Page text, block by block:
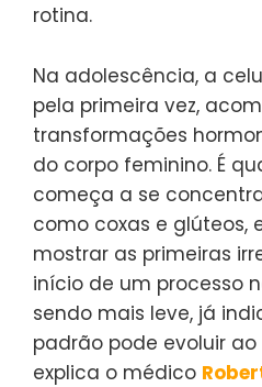
rotina.
Na adolescência, a
pela primeira vez,
transformações
do corpo feminino. É
começa a se
como coxas e glúteos,
mostrar as primeiras
início de um processo
sendo mais leve, já
padrão pode evoluir ao
explica o médico